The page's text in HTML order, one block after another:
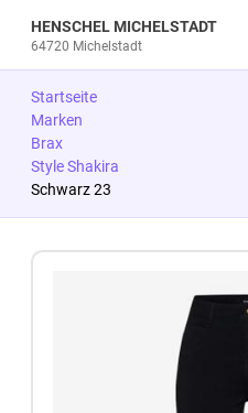
HENSCHEL MICHELSTADT
64720 Michelstadt
Startseite
Marken
Brax
Style Shakira
Schwarz 23